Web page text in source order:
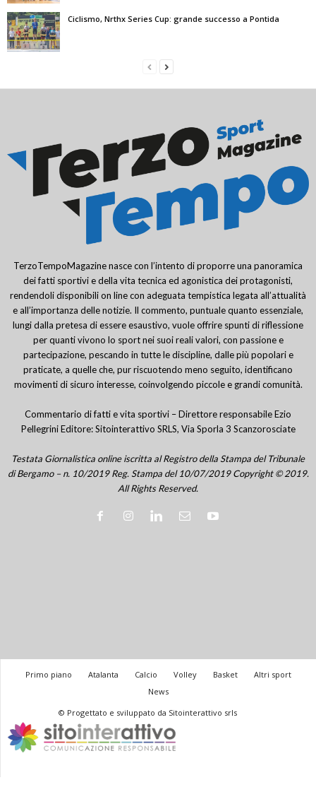
Ciclismo, Nrthx Series Cup: grande successo a Pontida
TerzoTempoMagazine nasce con l’intento di proporre una panoramica
dei fatti sportivi e della vita tecnica ed agonistica dei protagonisti,
rendendoli disponibili on line con adeguata tempistica legata all’attualità
e all’importanza delle notizie. Il commento, puntuale quanto essenziale,
lungi dalla pretesa di essere esaustivo, vuole offrire spunti di riflessione
per quanti vivono lo sport nei suoi reali valori, con passione e
partecipazione, pescando in tutte le discipline, dalle più popolari e
praticate, a quelle che, pur riscuotendo meno seguito, identificano
movimenti di sicuro interesse, coinvolgendo piccole e grandi comunità.
Commentario di fatti e vita sportivi – Direttore responsabile Ezio
Pellegrini Editore: Sitointerattivo SRLS, Via Sporla 3 Scanzorosciate
Testata Giornalistica online iscritta al Registro della Stampa del Tribunale
di Bergamo – n. 10/2019 Reg. Stampa del 10/07/2019 Copyright © 2019.
All Rights Reserved.
Primo piano Atalanta Calcio Volley Basket
Altri sport
News
© Progettato e sviluppato da Sitointerattivo srls